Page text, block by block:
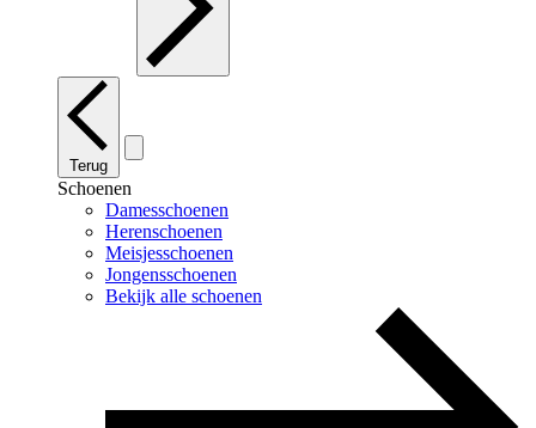
Terug
Schoenen
Damesschoenen
Herenschoenen
Meisjesschoenen
Jongensschoenen
Bekijk alle schoenen